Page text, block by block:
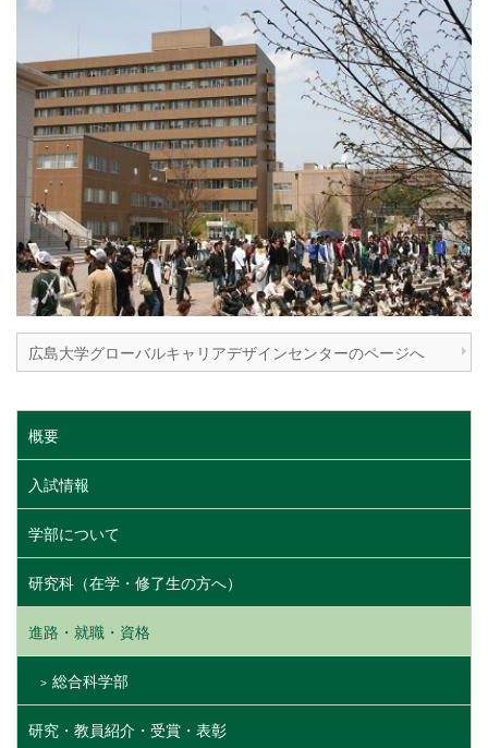
広島大学グローバルキャリアデザインセンターのページへ
概要
入試情報
学部について
研究科（在学・修了生の方へ）
進路・就職・資格
総合科学部
研究・教員紹介・受賞・表彰